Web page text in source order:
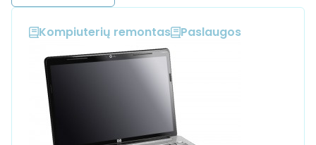
Kompiuterių remontas Paslaugos